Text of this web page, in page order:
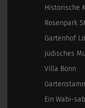
Historische
Rosenpark
Gartenhof
Jüdisches
Villa Bonn
Ein Wabi-